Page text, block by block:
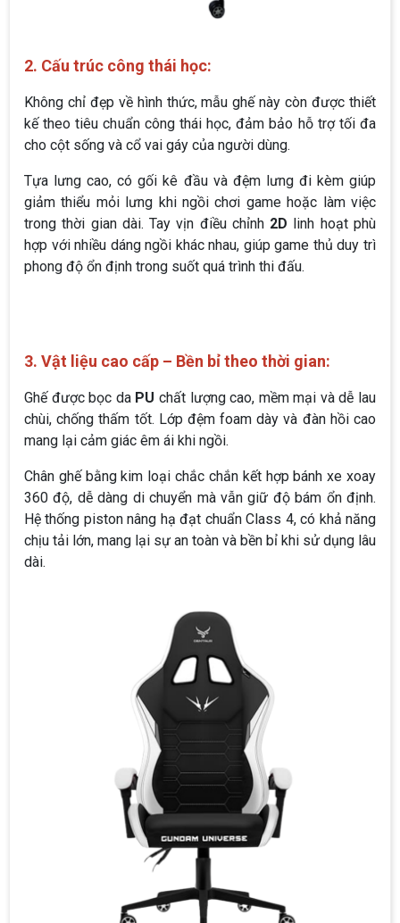
2. Cấu trúc công thái học:
Không chỉ đẹp về hình thức, mẫu ghế này còn được thiết
kế theo tiêu chuẩn công thái học, đảm bảo hỗ trợ tối đa
cho cột sống và cổ vai gáy của người dùng.
Tựa lưng cao, có gối kê đầu và đệm lưng đi kèm giúp
giảm thiểu mỏi lưng khi ngồi chơi game hoặc làm việc
trong thời gian dài. Tay vịn điều chỉnh 2D linh hoạt phù
hợp với nhiều dáng ngồi khác nhau, giúp game thủ duy trì
phong độ ổn định trong suốt quá trình thi đấu.
3. Vật liệu cao cấp – Bền bỉ theo thời gian:
Ghế được bọc da PU chất lượng cao, mềm mại và dễ lau
chùi, chống thấm tốt. Lớp đệm foam dày và đàn hồi cao
mang lại cảm giác êm ái khi ngồi.
Chân ghế bằng kim loại chắc chắn kết hợp bánh xe xoay
360 độ, dễ dàng di chuyển mà vẫn giữ độ bám ổn định.
Hệ thống piston nâng hạ đạt chuẩn Class 4, có khả năng
chịu tải lớn, mang lại sự an toàn và bền bỉ khi sử dụng lâu
dài.